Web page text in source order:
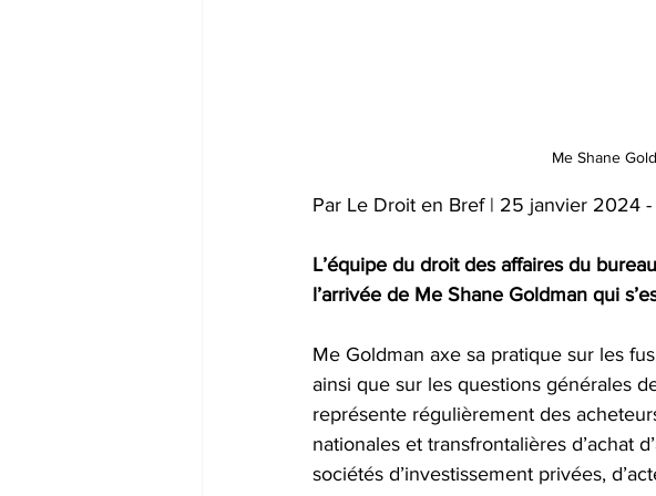
Me Shane
Par Le Droit en Bref | 25 janvier 2024 -
L’équipe du droit des affaires du
l’arrivée de Me Shane Goldman qui
Me Goldman axe sa pratique sur les
ainsi que sur les questions générales
représente régulièrement des
nationales et transfrontalières d’achat
sociétés d’investissement privées,